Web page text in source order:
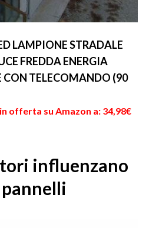
LAMPIONE STRADALE
FREDDA ENERGIA
CON TELECOMANDO (90
in offerta su Amazon a: 34,98€
influenzano